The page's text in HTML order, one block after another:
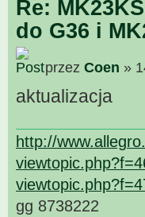
Re:
do G36 i
przez Coen »
aktualizacja
http://
gg 8738222